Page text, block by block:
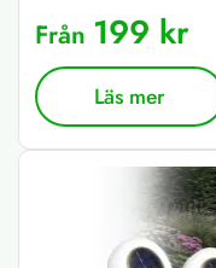
Från 199 kr
Läs mer